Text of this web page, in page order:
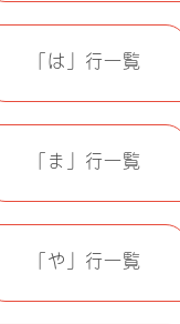
「は」行一覧
「ま」行一覧
「や」行一覧